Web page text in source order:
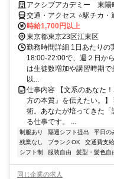
アクシブアカデミー 東陽
交通・アクセス ⭐駅チカ
徒歩2分
時給1,700円以上
東京都東京23区江東区
勤務時間詳細 1日あたりの
18:00-22:00で、週２日か
は生徒数増加や講習時期
以...
仕事内容 【文系のあなた
方の本質』を伝えたい。
術。あなたが培ってきた「
る仕事です。 ...
制服あり 隔週シフト提出 平日の
残業なし
ブランクOK 交通費支給
シフト制
服装自由 髪型・髪色自
同じ企業の求人